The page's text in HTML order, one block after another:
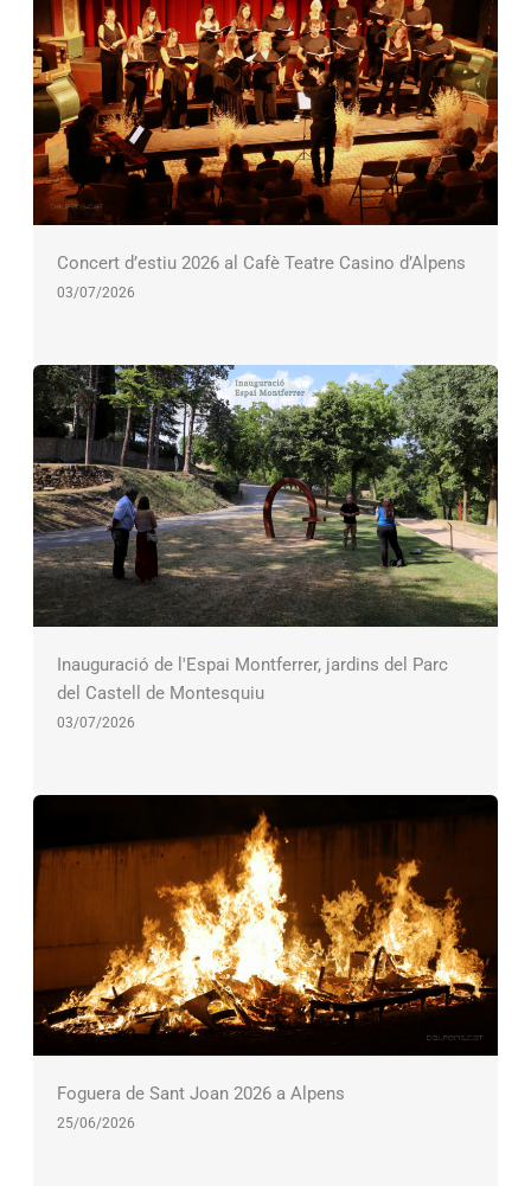
Concert d’estiu 2026 al Cafè Teatre Casino d’Alpens
03/07/2026
Inauguració de l'Espai Montferrer, jardins del Parc
del Castell de Montesquiu
03/07/2026
Foguera de Sant Joan 2026 a Alpens
25/06/2026